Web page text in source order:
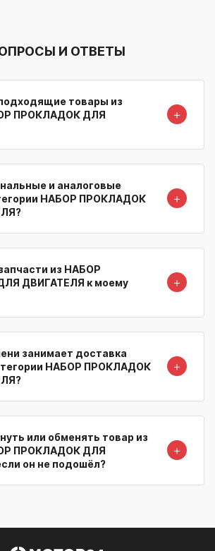
И ОТВЕТЫ
товары из
ПРОКЛАДОК ДЛЯ
＋
и аналоговые
НАБОР ПРОКЛАДОК
＋
из НАБОР
ДВИГАТЕЛЯ к моему
＋
занимает доставка
НАБОР ПРОКЛАДОК
＋
или обменять товар из
ПРОКЛАДОК ДЛЯ
он не подошёл?
＋